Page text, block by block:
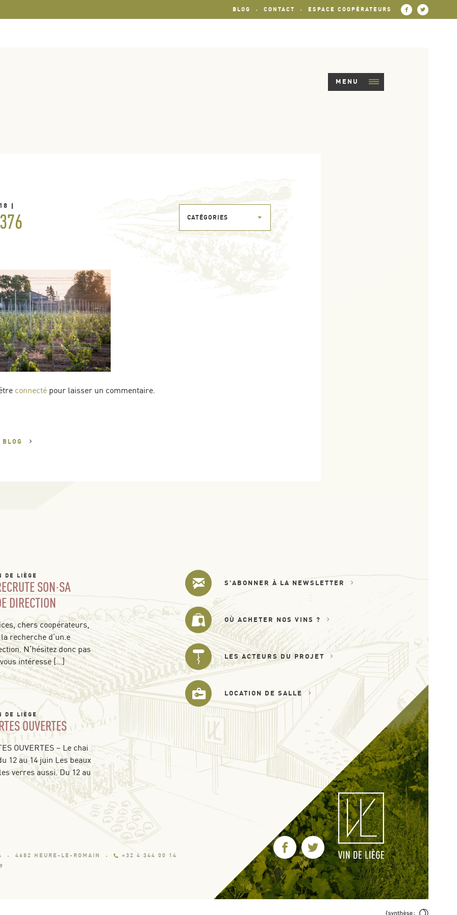
BLOG CONTACT ESPACE COOPÉRATEURS
MENU
CATÉGORIES
connecté pour laisser un commentaire.
BLOG
DE LIÈGE
SON·SA
DIRECTION
chers coopérateurs,
recherche d’un.e
N’hésitez donc pas
intéresse […]
DE LIÈGE
OUVERTES
OUVERTES – Le chai
12 au 14 juin Les beaux
verres aussi. Du 12 au
S'ABONNER À LA NEWSLETTER
OÙ ACHETER NOS VINS ?
LES ACTEURS DU PROJET
LOCATION DE SALLE
4682 HEURE-LE-ROMAIN
+32 4 344 00 14